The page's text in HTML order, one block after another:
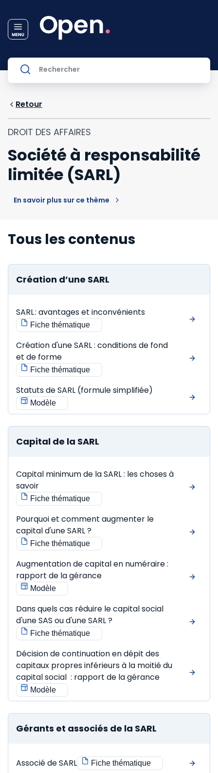
Retour
DROIT DES AFFAIRES
Société à responsabilité
limitée (SARL)
En savoir plus sur ce thème
Tous les contenus
Création d’une SARL
SARL : avantages et inconvénients
Fiche thématique
Création d'une SARL : conditions de fond
et de forme
Fiche thématique
Statuts de SARL (formule simplifiée)
Modèle
Capital de la SARL
Capital minimum de la SARL : les choses à
savoir
Fiche thématique
Pourquoi et comment augmenter le
capital d'une SARL ?
Fiche thématique
Augmentation de capital en numéraire :
rapport de la gérance
Modèle
Dans quels cas réduire le capital social
d'une SAS ou d'une SARL ?
Fiche thématique
Décision de continuation en dépit des
capitaux propres inférieurs à la moitié du
capital social : rapport de la gérance
Modèle
Gérants et associés de la SARL
Associé de SARL Fiche thématique